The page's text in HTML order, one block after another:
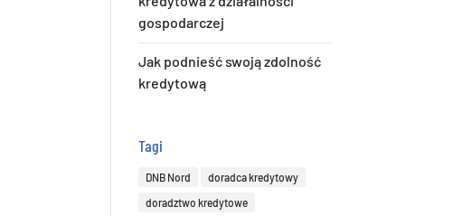
gospodarczej
Jak podnieść swoją zdolność
kredytową
Tagi
DNB Nord
doradca kredytowy
doradztwo kredytowe